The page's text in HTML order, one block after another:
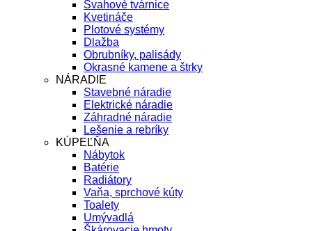
Svahové tvárnice
Kvetináče
Plotové systémy
Dlažba
Obrubníky, palisády
Okrasné kamene a štrky
NÁRADIE
Stavebné náradie
Elektrické náradie
Záhradné náradie
Lešenie a rebríky
KÚPEĽŇA
Nábytok
Batérie
Radiátory
Vaňa, sprchové kúty
Toalety
Umývadlá